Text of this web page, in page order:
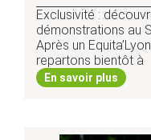
Exclusivité :
démonstrations au
Après un
repartons bientôt à
En savoir plus